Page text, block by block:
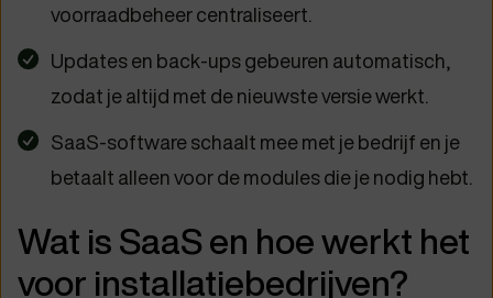
voorraadbeheer centraliseert.
Updates en back-ups gebeuren automatisch,
zodat je altijd met de nieuwste versie werkt.
SaaS-software schaalt mee met je bedrijf en je
betaalt alleen voor de modules die je nodig hebt.
Wat is SaaS en hoe werkt het
voor installatiebedrijven?